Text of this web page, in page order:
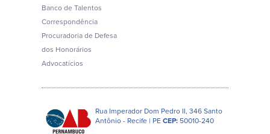
Banco de Talentos
Correspondência
Procuradoria de Defesa
dos Honorários
Advocatícios
Rua Imperador Dom Pedro II, 346 Santo
Antônio - Recife | PECEP:50010-240